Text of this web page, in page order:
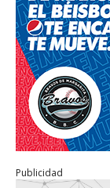
Publicidad